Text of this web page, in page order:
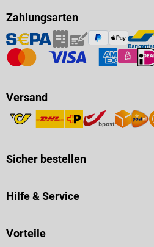
Zahlungsarten
Versand
Sicher bestellen
Hilfe & Service
Vorteile